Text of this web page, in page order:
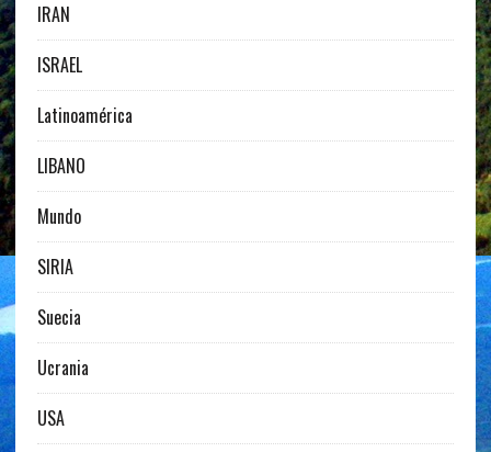
IRAN
ISRAEL
Latinoamérica
LIBANO
Mundo
SIRIA
Suecia
Ucrania
USA